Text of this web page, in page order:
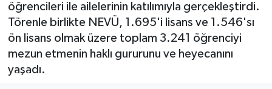
öğrencileri ile ailelerinin katılımıyla gerçekleştirdi.
Törenle birlikte NEVÜ, 1.695'i lisans ve 1.546'sı
ön lisans olmak üzere toplam 3.241 öğrenciyi
mezun etmenin haklı gururunu ve heyecanını
yaşadı.